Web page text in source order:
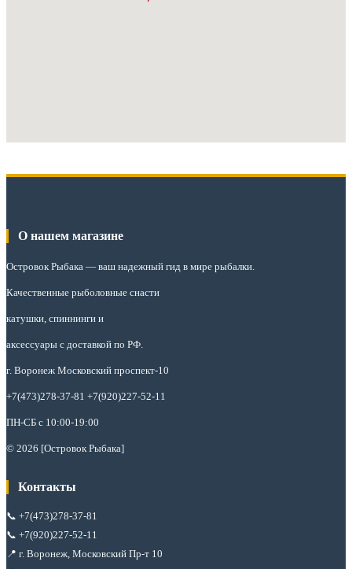
О нашем магазине
Островок Рыбака — ваш надежный гид в мире рыбалки.
Качественные рыболовные снасти
катушки, спиннинги и
аксессуары с доставкой по РФ.
г. Воронеж Московский проспект-10
+7(473)278-37-81 +7(920)227-52-11
ПН-СБ с 10:00-19:00
© 2026 [Островок Рыбака]
Контакты
📞 +7(473)278-37-81
📞 +7(920)227-52-11
📍 г. Воронеж, Московский Пр-т 10